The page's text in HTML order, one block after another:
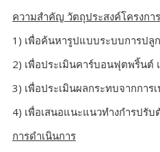
ความสำคัญ วัตถุประสงค์โครงการ
1) เพื่อค้นหารูปแบบระบบการป
2) เพื่อประเมินคาร์บอนฟุตพริ้นต์
3) เพื่อประเมินผลกระทบจากกา
4) เพื่อเสนอแนะแนวทำงกำรปรั
การดำเนินการ